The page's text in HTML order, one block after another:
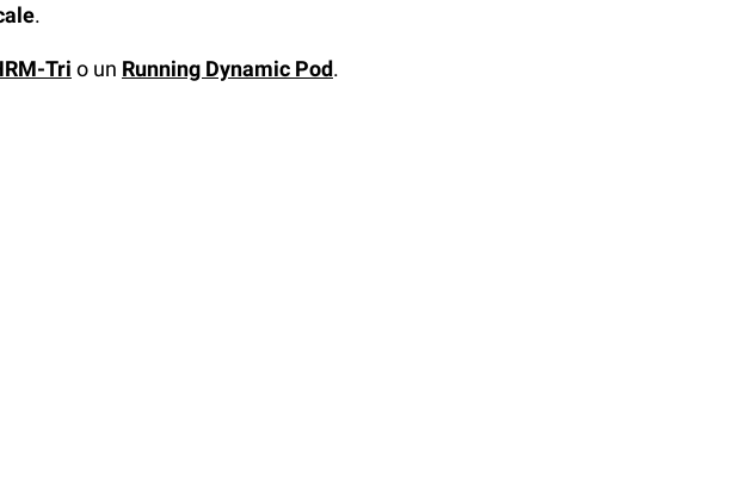
.
Tri o un Running Dynamic Pod.